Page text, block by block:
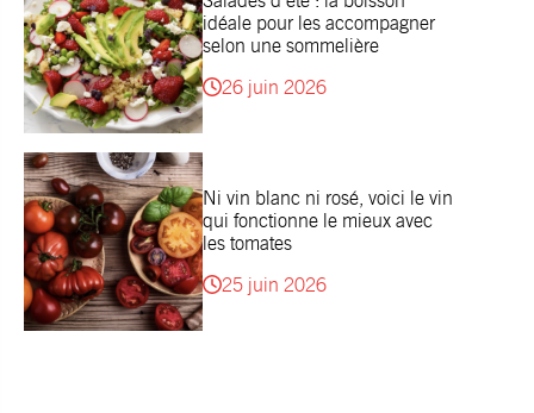
idéale pour les accompagner
selon une sommelière
26 juin 2026
Ni vin blanc ni rosé, voici le vin
qui fonctionne le mieux avec
les tomates
25 juin 2026